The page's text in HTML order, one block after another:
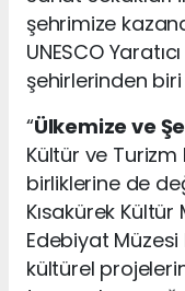
şehrimize
UNESCO
şehirlerinden
“Ülkemize ve
Kültür ve Turizm
birliklerine de
Kısakürek
Edebiyat
kültürel